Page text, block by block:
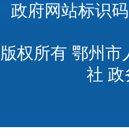
政府网站标识
版权所有 鄂州
社 政